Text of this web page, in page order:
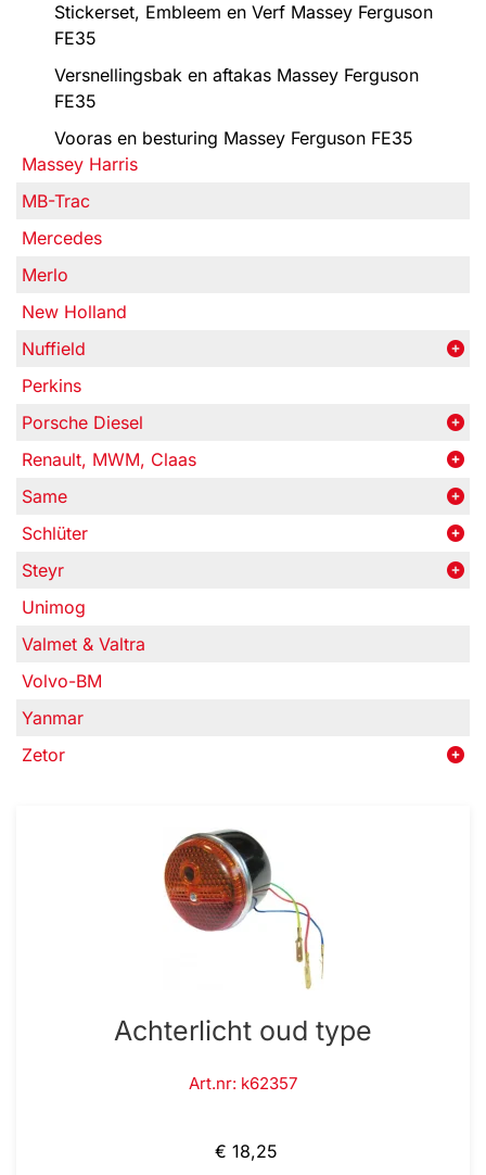
Stickerset, Embleem en Verf Massey Ferguson
FE35
Versnellingsbak en aftakas Massey Ferguson
FE35
Vooras en besturing Massey Ferguson FE35
Massey Harris
MB-Trac
Mercedes
Merlo
New Holland
Nuffield
Perkins
Porsche Diesel
Renault, MWM, Claas
Same
Schlüter
Steyr
Unimog
Valmet & Valtra
Volvo-BM
Yanmar
Zetor
Achterlicht oud type
Art.nr: k62357
€ 18,25